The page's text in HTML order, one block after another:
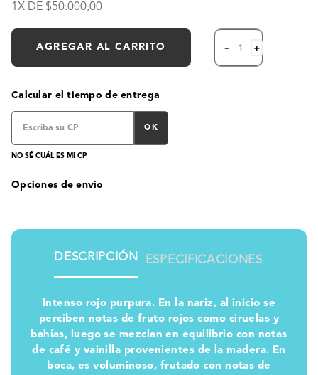
1 X DE 50.000,00
AGREGAR AL CARRITO ＋
－
Calcular el tiempo de entrega
OK
NO SÉ CUÁL ES MI CP
Opciones de envío
DESCRIPCIÓN ESPECIFICACIONES
Intenso rojo purpura. En la nariz, al inicio se
perciben notas de fruto rojos como ciruelas y
bahías, luego se mezclan en equilibrio con notas
de café y vainilla provenientes de la madera. En
boca, es voluminoso, frutado con notas de